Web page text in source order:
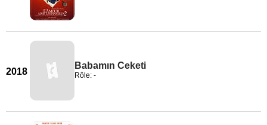
2018
Babamın Ceketi
Rôle: -